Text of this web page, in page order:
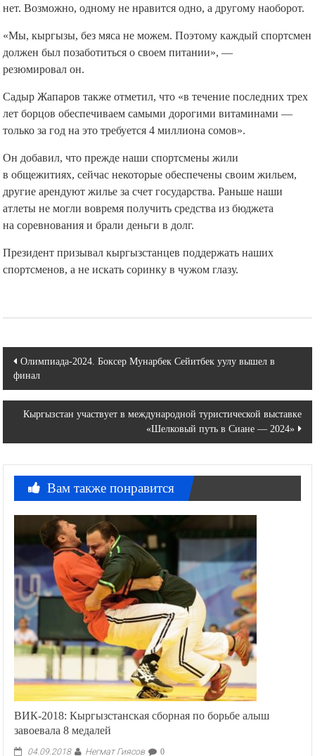
нет. Возможно, одному не нравится одно, а другому наоборот.
«Мы, кыргызы, без мяса не можем. Поэтому каждый спортсмен
должен был позаботиться о своем питании», —
резюмировал он.
Садыр Жапаров также отметил, что «в течение последних трех
лет борцов обеспечиваем самыми дорогими витаминами —
только за год на это требуется 4 миллиона сомов».
Он добавил, что прежде наши спортсмены жили
в общежитиях, сейчас некоторые обеспечены своим жильем,
другие арендуют жилье за счет государства. Раньше наши
атлеты не могли вовремя получить средства из бюджета
на соревнования и брали деньги в долг.
Президент призывал кыргызстанцев поддержать наших
спортсменов, а не искать соринку в чужом глазу.
Навигация
по
записям
Олимпиада-2024. Боксер Мунарбек Сейитбек уулу вышел в
финал
Кыргызстан участвует в международной туристической выставке
«Шелковый путь в Сиане — 2024»
Вам также понравится
ВИК-2018: Кыргызстанская сборная по борьбе алыш
завоевала 8 медалей
04.09.2018 Негмат Гиясов 0